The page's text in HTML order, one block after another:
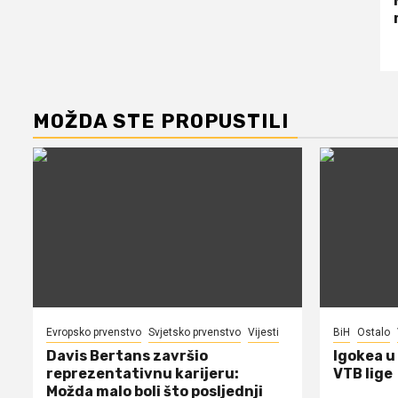
MOŽDA STE PROPUSTILI
Evropsko prvenstvo Svjetsko prvenstvo Vijesti
Davis Bertans završio
reprezentativnu karijeru:
Možda malo boli što posljednji
BiH Ostalo
Igokea
VTB lige